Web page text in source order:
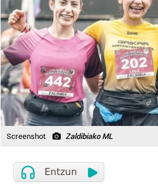
Screenshot Zaldibiako ML